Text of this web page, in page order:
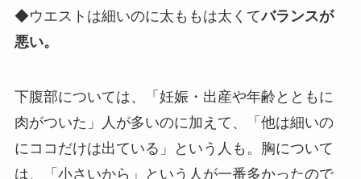
◆ウエストは細いのに太ももは太くてバランスが
悪い。
下腹部については、「妊娠・出産や年齢とともに
肉がついた」人が多いのに加えて、「他は細いの
にココだけは出ている」という人も。胸について
は、「小さいから」という人が一番多かったので